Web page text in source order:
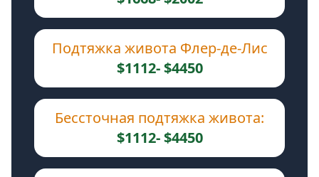
Подтяжка живота Флер-де-Лис
$1112- $4450
Бессточная подтяжка живота:
$1112- $4450